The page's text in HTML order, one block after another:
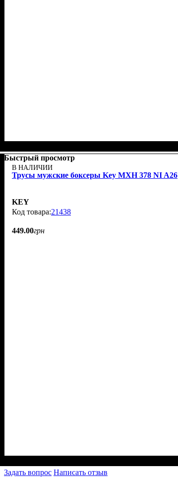
Быстрый просмотр
В НАЛИЧИИ
Трусы мужские боксеры Key MXH 378 NI A26
KEY
21438
449.00грн
Задать вопрос Написать отзыв